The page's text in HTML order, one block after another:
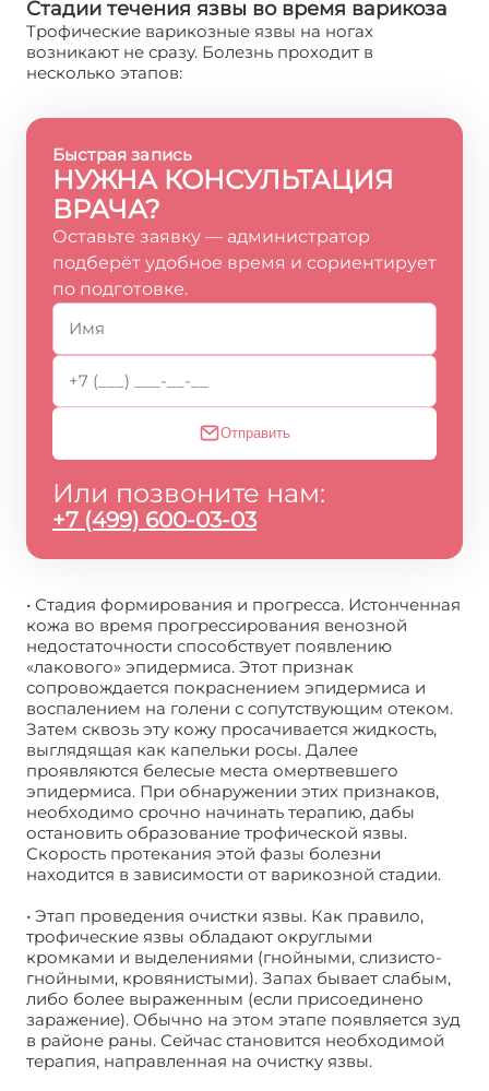
Стадии течения язвы во время варикоза
Трофические варикозные язвы на ногах
возникают не сразу. Болезнь проходит в
несколько этапов:
Быстрая запись
НУЖНА КОНСУЛЬТАЦИЯ
ВРАЧА?
Оставьте заявку — администратор
подберёт удобное время и сориентирует
по подготовке.
Отправить
Или позвоните нам:
+7 (499) 600-03-03
• Стадия формирования и прогресса. Истонченная
кожа во время прогрессирования венозной
недостаточности способствует появлению
«лакового» эпидермиса. Этот признак
сопровождается покраснением эпидермиса и
воспалением на голени с сопутствующим отеком.
Затем сквозь эту кожу просачивается жидкость,
выглядящая как капельки росы. Далее
проявляются белесые места омертвевшего
эпидермиса. При обнаружении этих признаков,
необходимо срочно начинать терапию, дабы
остановить образование трофической язвы.
Скорость протекания этой фазы болезни
находится в зависимости от варикозной стадии.
• Этап проведения очистки язвы. Как правило,
трофические язвы обладают округлыми
кромками и выделениями (гнойными, слизисто-
гнойными, кровянистыми). Запах бывает слабым,
либо более выраженным (если присоединено
заражение). Обычно на этом этапе появляется зуд
в районе раны. Сейчас становится необходимой
терапия, направленная на очистку язвы.